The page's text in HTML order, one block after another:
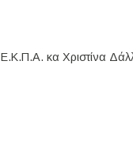
Ε.Κ.Π.Α. κα Χριστίνα